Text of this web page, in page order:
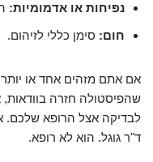
נפיחות או אדמומיות:
חום: סימן כללי לזיהום.
אם אתם מזהים אחד או
שהפיסטולה חזרה
לבדיקה אצל הרופא שלכם.
ד"ר גוגל. הוא לא רופא.